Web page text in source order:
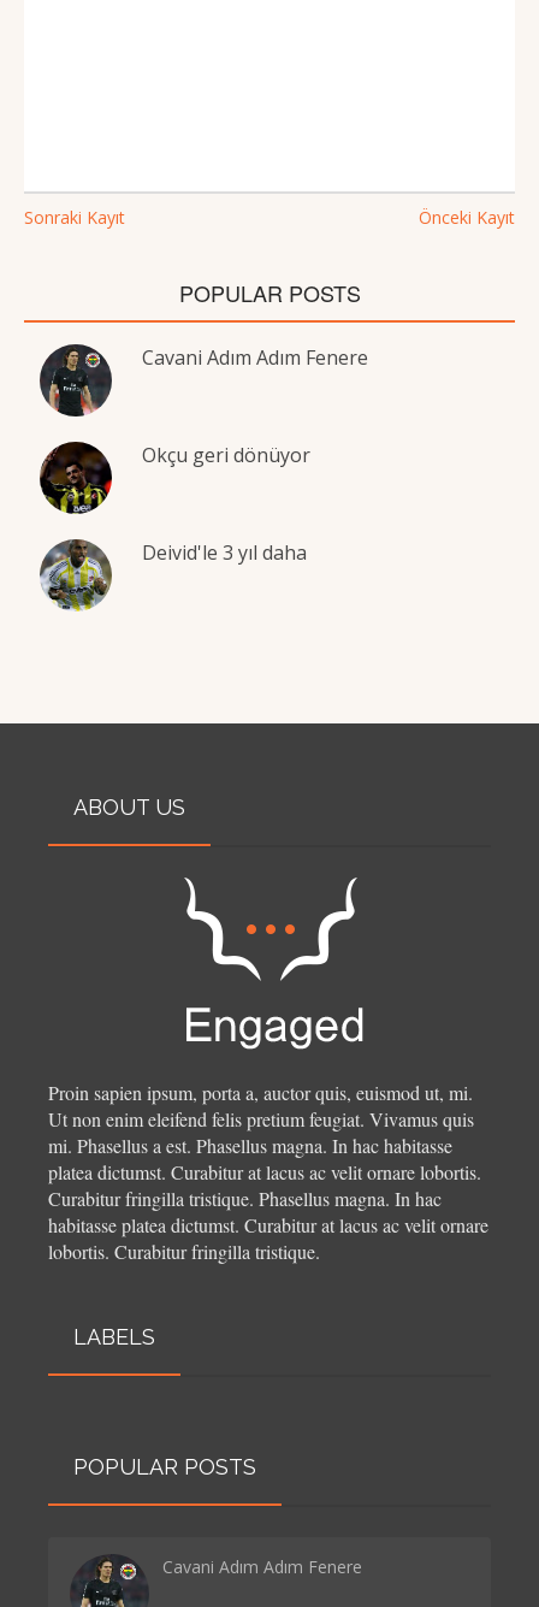
Sonraki Kayıt Önceki Kayıt
POPULAR POSTS
Cavani Adım Adım Fenere
Okçu geri dönüyor
Deivid'le 3 yıl daha
ABOUT US
Proin sapien ipsum, porta a, auctor quis, euismod ut, mi.
Ut non enim eleifend felis pretium feugiat. Vivamus quis
mi. Phasellus a est. Phasellus magna. In hac habitasse
platea dictumst. Curabitur at lacus ac velit ornare lobortis.
Curabitur fringilla tristique. Phasellus magna. In hac
habitasse platea dictumst. Curabitur at lacus ac velit ornare
lobortis. Curabitur fringilla tristique.
LABELS
POPULAR POSTS
Cavani Adım Adım Fenere